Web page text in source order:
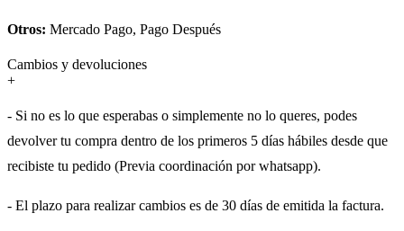
Otros: Mercado Pago, Pago Después
Cambios y devoluciones
+
- Si no es lo que esperabas o simplemente no lo queres, podes
devolver tu compra dentro de los primeros 5 días hábiles desde que
recibiste tu pedido (Previa coordinación por whatsapp).
- El plazo para realizar cambios es de 30 días de emitida la factura.